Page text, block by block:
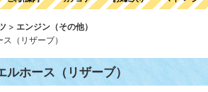
> エンジン（その他）
（リザーブ）
ホース（リザーブ）